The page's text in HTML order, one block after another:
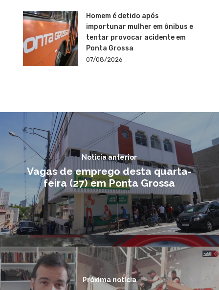
Homem é detido após
importunar mulher em ônibus e
tentar provocar acidente em
Ponta Grossa
07/08/2026
Notícia anterior
Vagas de emprego desta quarta-
feira (27) em Ponta Grossa
Próxima notícia